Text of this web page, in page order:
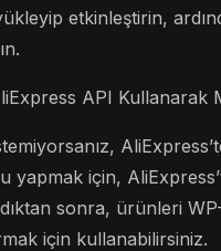
etkinleştirin,
API Kullanarak
yapmak için,
sonra, ürünleri
için kullanabilirsiniz.